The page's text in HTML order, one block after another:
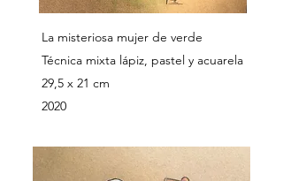
La misteriosa mujer de verde
Técnica mixta lápiz, pastel y acuarela
29,5 x 21 cm
2020